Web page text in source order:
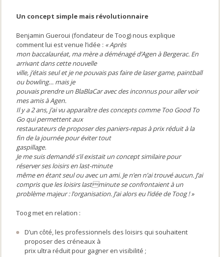
Un concept simple mais révolutionnaire
Benjamin Gueroui (fondateur de Toog) nous explique
comment lui est venue l’idée : « Après
mon baccalauréat, ma mère a déménagé d’Agen à Bergerac. En
arrivant dans cette nouvelle
ville, j’étais seul et je ne pouvais pas faire de laser game, paintball
ou bowling… mais je
pouvais prendre un BlaBlaCar avec des inconnus pour aller voir
mes amis à Agen.
Il y a 2 ans, j’ai vu apparaître des concepts comme Too Good To
Go qui permettent aux
restaurateurs de proposer des paniers-repas à prix réduit à la
fin de la journée pour éviter tout
gaspillage.
Je me suis demandé s’il existait un concept similaire pour
réserver ses loisirs en last-minute
même en étant seul ou avec un ami. Je n’en n’ai trouvé aucun. J’ai
compris que les loisirs lastminute se confrontaient à un
problème majeur : l’organisation. J’ai alors eu l’idée de Toog ! »
Toog met en relation :
D’un côté, les professionnels des loisirs qui souhaitent
proposer des créneaux à
prix ultra réduit pour gagner en visibilité ;